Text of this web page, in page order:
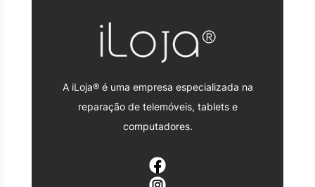
A iLoja® é uma empresa especializada na
reparação de telemóveis, tablets e
computadores.